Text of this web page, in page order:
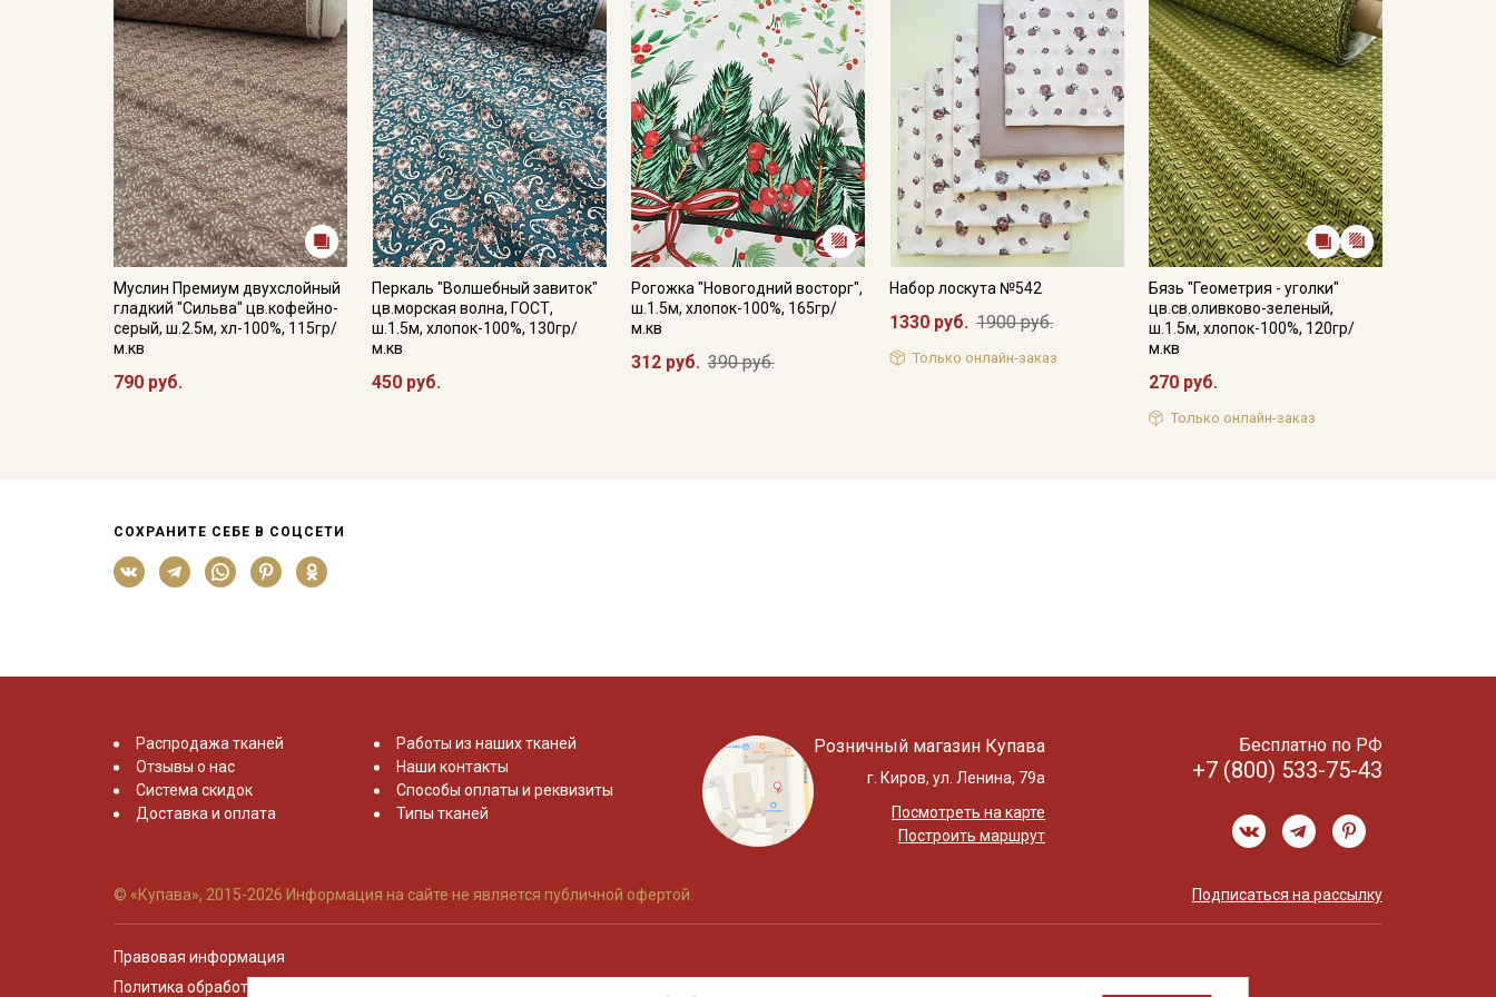
Муслин Премиум двухслойный
гладкий "Сильва" цв.кофейно-
серый, ш.2.5м, хл-100%, 115гр/
м.кв
790 руб.
Перкаль "Волшебный завиток"
цв.морская волна, ГОСТ,
ш.1.5м, хлопок-100%, 130гр/
м.кв
450 руб.
Рогожка "Новогодний восторг",
ш.1.5м, хлопок-100%, 165гр/
м.кв
312 руб. 390 руб.
Набор лоскута №542
1330 руб. 1900 руб.
Только онлайн-заказ
Бязь "Геометрия - уголки"
цв.св.оливково-зеленый,
ш.1.5м, хлопок-100%, 120гр/
м.кв
270 руб.
Только онлайн-заказ
СОХРАНИТЕ СЕБЕ В СОЦСЕТИ
Распродажа тканей
Отзывы о нас
Система скидок
Доставка и оплата
Работы из наших тканей
Наши контакты
Способы оплаты и реквизиты
Типы тканей
Розничный магазин Купава
г. Киров, ул. Ленина, 79а
Посмотреть на карте
Построить маршрут
Бесплатно по РФ
+7 (800) 533-75-43
© «Купава», 2015-2026 Информация на сайте не является публичной офертой. Подписаться на рассылку
Правовая информация
Политика обработки персональных данных